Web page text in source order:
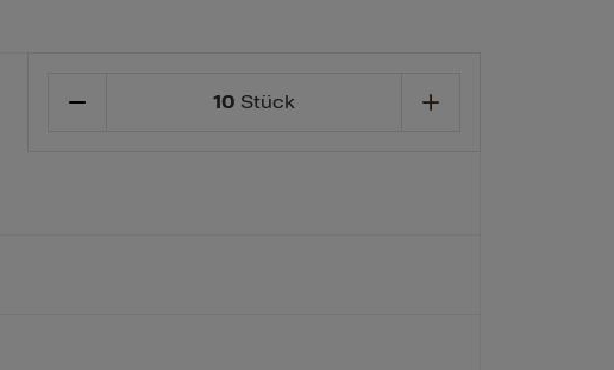
10 Stück